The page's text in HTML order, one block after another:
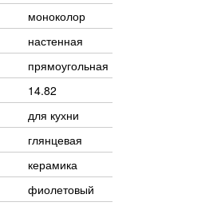
моноколор
настенная
прямоугольная
14.82
для кухни
глянцевая
керамика
фиолетовый